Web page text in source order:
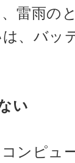
雷雨の
、バッ
い
ンピュ